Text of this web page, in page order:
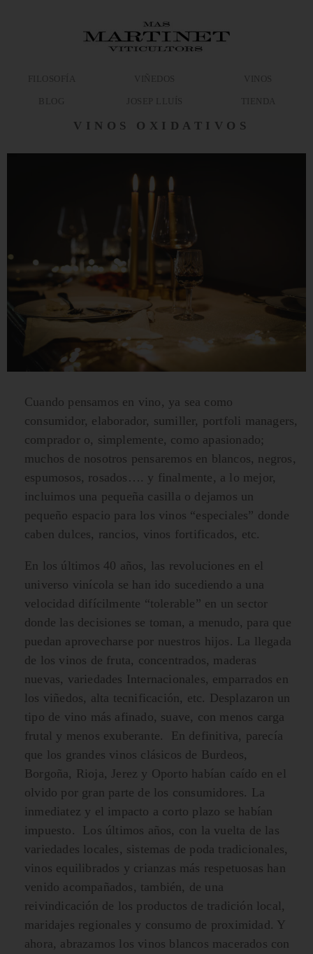
FILOSOFÍA VIÑEDOS VINOS
BLOG JOSEP LLUÍS TIENDA
VINOS OXIDATIVOS
Cuando pensamos en vino, ya sea como
consumidor, elaborador, sumiller, portfoli managers,
comprador o, simplemente, como apasionado;
muchos de nosotros pensaremos en blancos, negros,
espumosos, rosados…. y finalmente, a lo mejor,
incluimos una pequeña casilla o dejamos un
pequeño espacio para los vinos “especiales” donde
caben dulces, rancios, vinos fortificados, etc.
En los últimos 40 años, las revoluciones en el
universo vinícola se han ido sucediendo a una
velocidad difícilmente “tolerable” en un sector
donde las decisiones se toman, a menudo, para que
puedan aprovecharse por nuestros hijos. La llegada
de los vinos de fruta, concentrados, maderas
nuevas, variedades Internacionales, emparrados en
los viñedos, alta tecnificación, etc. Desplazaron un
tipo de vino más afinado, suave, con menos carga
frutal y menos exuberante. En definitiva, parecía
que los grandes vinos clásicos de Burdeos,
Borgoña, Rioja, Jerez y Oporto habían caído en el
olvido por gran parte de los consumidores. La
inmediatez y el impacto a corto plazo se habían
impuesto. Los últimos años, con la vuelta de las
variedades locales, sistemas de poda tradicionales,
vinos equilibrados y crianzas más respetuosas han
venido acompañados, también, de una
reivindicación de los productos de tradición local,
maridajes regionales y consumo de proximidad. Y
ahora, abrazamos los vinos blancos macerados con